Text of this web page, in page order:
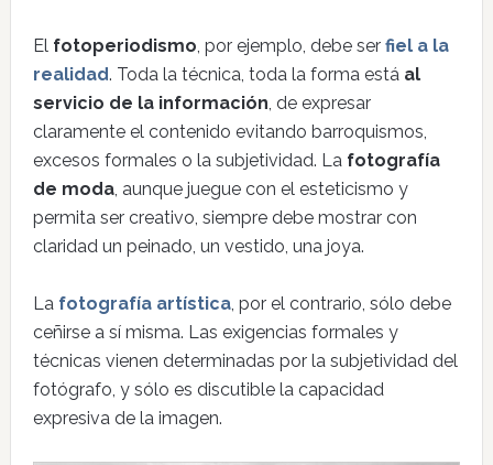
El fotoperiodismo , por ejemplo, debe ser fiel a la
realidad. Toda la técnica, toda la forma está al
servicio de la información , de expresar
claramente el contenido evitando barroquismos,
excesos formales o la subjetividad. La fotografía
de moda, aunque juegue con el esteticismo y
permita ser creativo, siempre debe mostrar con
claridad un peinado, un vestido, una joya.
La fotografía artística, por el contrario, sólo debe
ceñirse a sí misma. Las exigencias formales y
técnicas vienen determinadas por la subjetividad del
fotógrafo, y sólo es discutible la capacidad
expresiva de la imagen.